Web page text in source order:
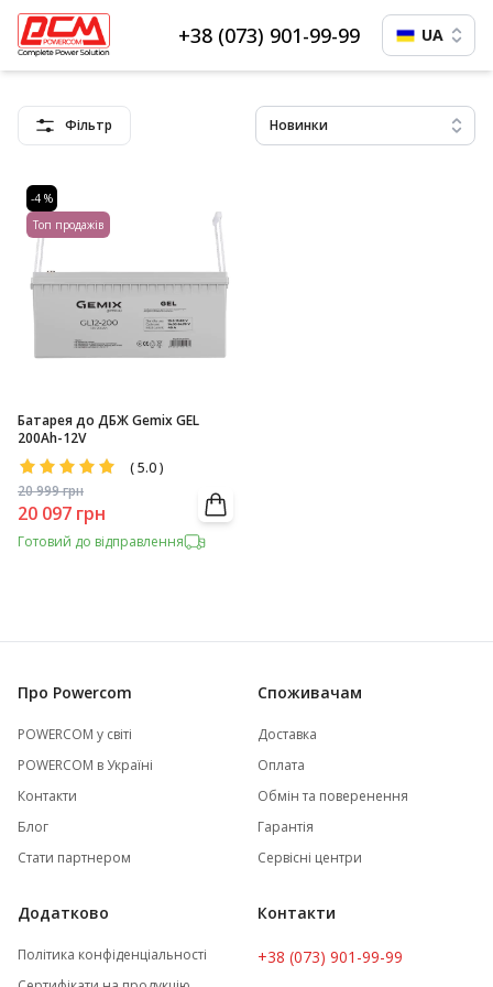
+38 (073) 901-99-99 UA
Фільтр Новинки
-4 %
Топ продажів
Батарея до ДБЖ Gemix GEL
200Ah-12V
(5.0)
20 999грн
20 097 грн
Готовий до відправлення
Про Powercom
POWERCOM у світі
POWERCOM в Україні
Контакти
Блог
Стати партнером
Споживачам
Доставка
Оплата
Обмін та поверенення
Гарантія
Сервісні центри
Додатково
Політика конфіденціальності
Контакти
+38 (073) 901-99-99